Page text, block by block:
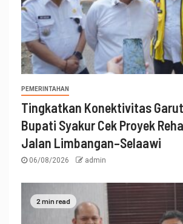
PEMERINTAHAN
Tingkatkan Konektivitas
Bupati Syakur Cek Proyek
Jalan Limbangan–Selaawi
06/08/2026 admin
2 min read